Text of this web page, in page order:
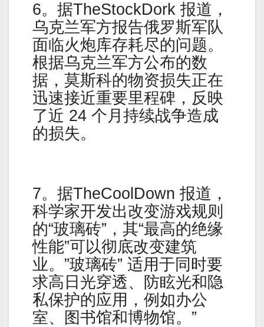
6。据TheStockDork 报道，
乌克兰军方报告俄罗斯军队
面临火炮库存耗尽的问题。
根据乌克兰军方公布的数
据，莫斯科的物资损失正在
迅速接近重要里程碑，反映
了近 24 个月持续战争造成
的损失。
7。据TheCoolDown 报道，
科学家开发出改变游戏规则
的“玻璃砖”，其“最高的绝缘
性能”可以彻底改变建筑
业。”玻璃砖” 适用于同时要
求高日光穿透、防眩光和隐
私保护的应用，例如办公
室、图书馆和博物馆。”